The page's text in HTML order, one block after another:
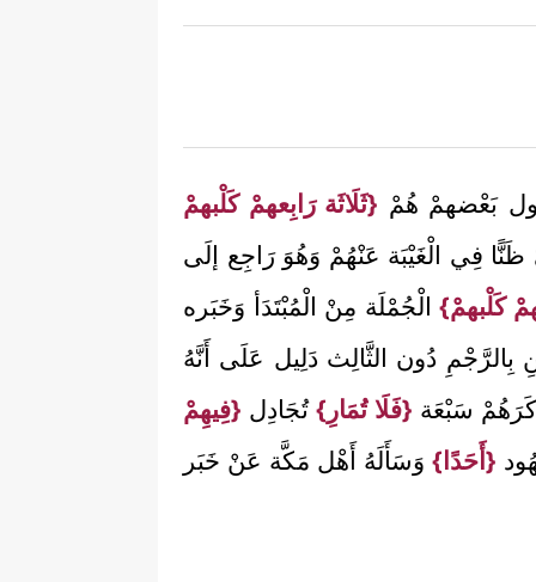
بَعْضهمْ هُمْ {ثَلَاثَة رَابِعهمْ كَلْبهمْ
فِي الْغَيْبَة عَنْهُمْ وَهُوَ رَاجِع إلَى
كَلْبهمْ} الْجُمْلَة مِنْ الْمُبْتَدَأ وَخَبَره
دُون الثَّالِث دَلِيل عَلَى أَنَّهُ
سَبْعَة {فَلَا تُمَارِ}تُجَادِل {فِيهِمْ
{أَحَدًا}وَسَأَلَهُ أَهْل مَكَّة عَنْ خَبَر